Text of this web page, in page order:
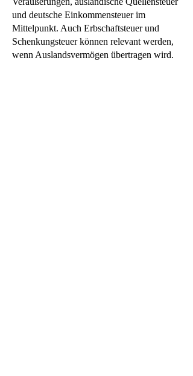
und deutsche Einkommensteuer im
Mittelpunkt. Auch Erbschaftsteuer und
Schenkungsteuer können relevant werden,
wenn Auslandsvermögen übertragen wird.